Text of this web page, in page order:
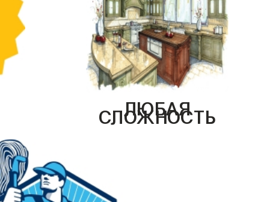
ЛЮБАЯ
СЛОЖНОСТЬ